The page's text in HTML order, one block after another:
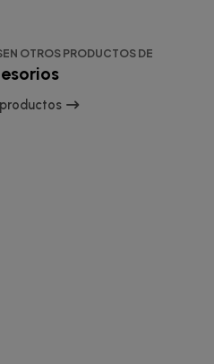
OTROS PRODUCTOS DE